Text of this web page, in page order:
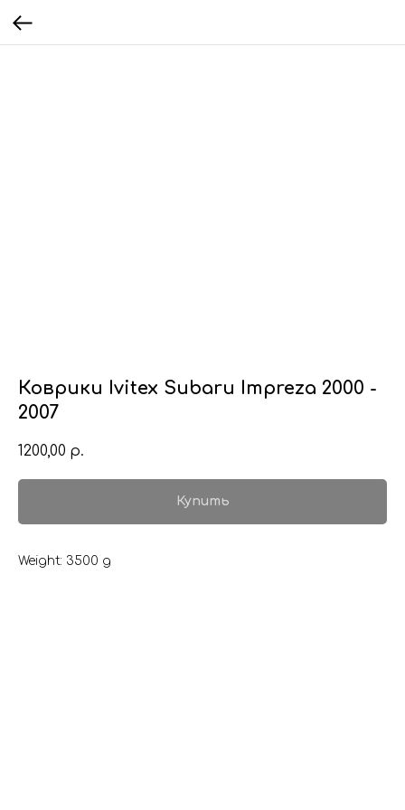
Коврики Ivitex Subaru Impreza 2000 -
2007
1200,00 р.
Купить
Weight: 3500 g